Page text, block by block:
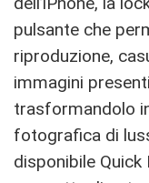
pulsante che
riproduzione,
immagini
trasformandolo
fotografica di
disponibile Quick